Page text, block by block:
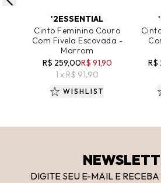
'2ESSENTIAL
Cinto Feminino Couro
Com Fivela Escovada -
Marrom
R$ 259,00R$ 91,90
1 x R$ 91,90
WISHLIST
R$
DIGITE SEU E-MAIL E RECEBA